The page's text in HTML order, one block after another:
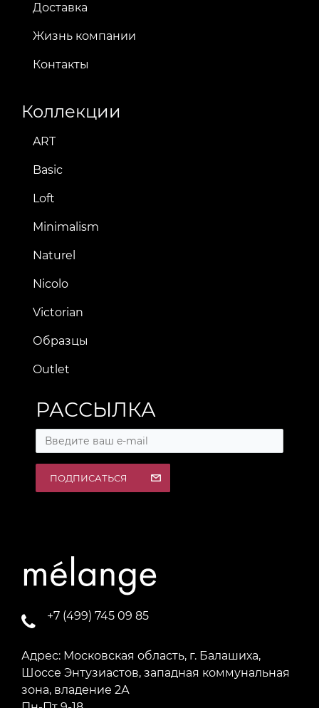
Доставка
Жизнь компании
Контакты
Коллекции
ART
Basic
Loft
Minimalism
Naturel
Nicolo
Victorian
Образцы
Outlet
РАССЫЛКА
ПОДПИСАТЬСЯ
+7 (499) 745 09 85
Адрес: Московская область, г. Балашиха,
Шоссе Энтузиастов, западная коммунальная
зона, владение 2А